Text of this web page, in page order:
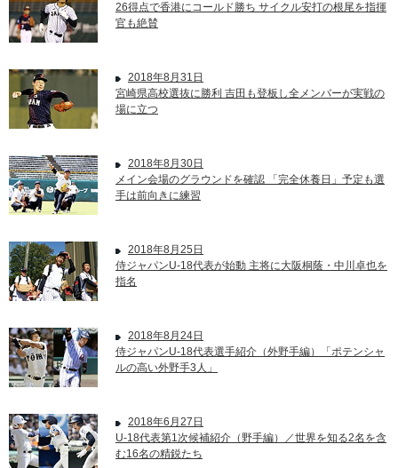
26得点で香港にコールド勝ち サイクル安打の根尾を指揮
官も絶賛
2018年8月31日
宮崎県高校選抜に勝利 吉田も登板し全メンバーが実戦の
場に立つ
2018年8月30日
メイン会場のグラウンドを確認 「完全休養日」予定も選
手は前向きに練習
2018年8月25日
侍ジャパンU-18代表が始動 主将に大阪桐蔭・中川卓也を
指名
2018年8月24日
侍ジャパンU-18代表選手紹介（外野手編）「ポテンシャ
ルの高い外野手3人」
2018年6月27日
U-18代表第1次候補紹介（野手編）／世界を知る2名を含
む16名の精鋭たち